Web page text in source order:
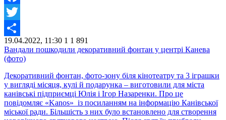
Facebook
Twitter
Share
19.04.2022, 11:30 1 1 891
Вандали пошкодили декоративний фонтан у центрі Канева
(фото)
Декоративний фонтан, фото-зону біля кінотеатру та 3 іграшки
у вигляді місяця, кулі й подарунка – виготовили для міста
канівські підприємці Юлія і Ігор Назаренки. Про це
повідомляє «Kanos» із посиланням на інформацію Канівської
міської ради. Більшість з них було встановлено для створення